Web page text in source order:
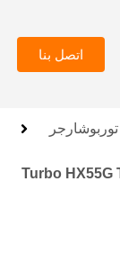
اتصل بنا
Turbo HX55G